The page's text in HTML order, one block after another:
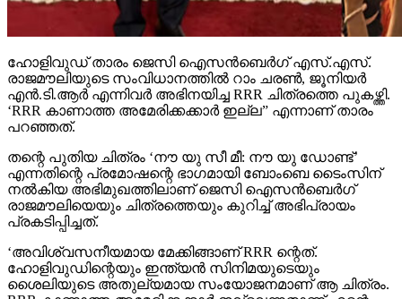
ഹോളിവുഡ് താരം ജെസി ഐസന്‍ബെര്‍ഗ് എസ്.എസ്.
രാജമൗലിയുടെ സംവിധാനത്തില്‍ റാം ചരണ്‍, ജൂനിയര്‍
എന്‍.ടി.ആര്‍ എന്നിവര്‍ അഭിനയിച്ച RRR ചിത്രത്തെ പുകഴ്ത്തി.
‘RRR കാണാത്ത അമേരിക്കക്കാര്‍ ഇല്ല” എന്നാണ് താരം
പറഞ്ഞത്.
തന്റെ പുതിയ ചിത്രം ‘നൗ യു സീ മീ: നൗ യു ഡോണ്ട്’
എന്നതിന്റെ പ്രമോഷന്റെ ഭാഗമായി ബോംബെ ടൈംസിന്
നല്‍കിയ അഭിമുഖത്തിലാണ് ജെസി ഐസന്‍ബെര്‍ഗ്
രാജമൗലിയെയും ചിത്രത്തെയും കുറിച്ച് അഭിപ്രായം
പ്രകടിപ്പിച്ചത്.
‘അവിശ്വസനീയമായ മേക്കിങ്ങാണ് RRR ന്റെത്.
ഹോളിവുഡിന്റെയും ഇന്ത്യന്‍ സിനിമയുടെയും
ശൈലിയുടെ അതുല്യമായ സംയോജനമാണ് ആ ചിത്രം.